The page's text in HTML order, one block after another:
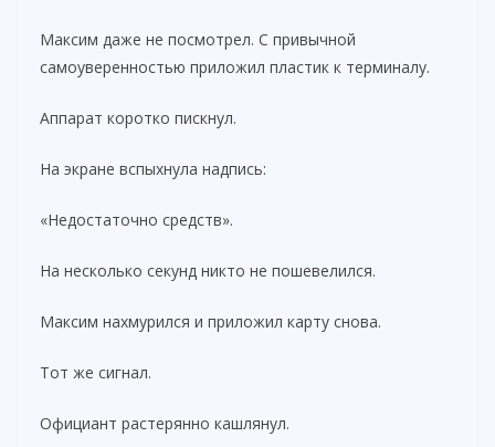
Максим даже не посмотрел. С привычной
самоуверенностью приложил пластик к терминалу.
Аппарат коротко пискнул.
На экране вспыхнула надпись:
«Недостаточно средств».
На несколько секунд никто не пошевелился.
Максим нахмурился и приложил карту снова.
Тот же сигнал.
Официант растерянно кашлянул.